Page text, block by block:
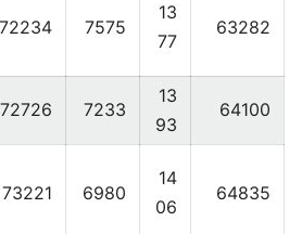
72234 7575
13
77
63282
72726 7233
13
93
64100
73221 6980
14
06
64835